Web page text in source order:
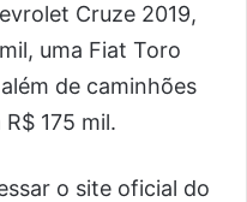
Cruze 2019,
uma Fiat Toro
de caminhões
175 mil.
o site oficial do